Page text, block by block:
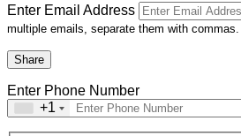
Enter Email Address
multiple emails, separate them with commas.
Share
Enter Phone Number
+1